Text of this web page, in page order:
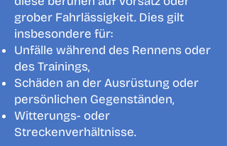
grober Fahrlässigkeit. Dies gilt
insbesondere für:
Unfälle während des Rennens oder
des Trainings,
Schäden an der Ausrüstung oder
persönlichen Gegenständen,
Witterungs- oder
Streckenverhältnisse.